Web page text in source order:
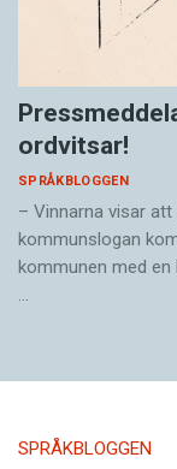
ordvitsar!
SPRÅKBLOGGEN
– Vinnarna visar
kommunslogan
kommunen med en
…
SPRÅKBLOGGEN